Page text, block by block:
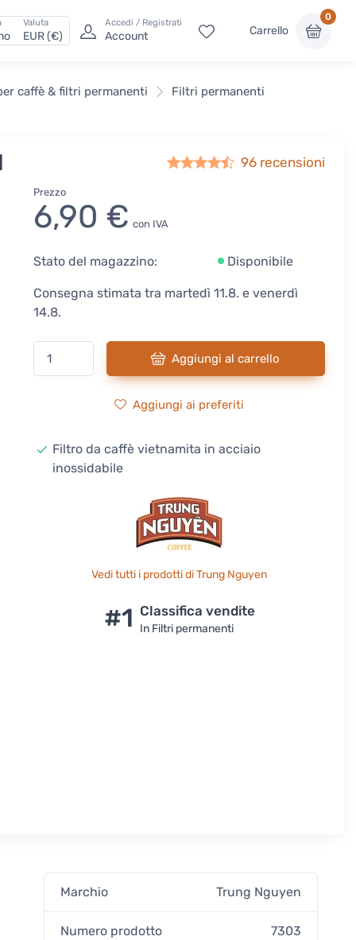
Valuta
EUR (€)
Accedi / Registrati
Account Carrello
0
caffè & filtri permanenti
Filtri permanenti
96 recensioni
Prezzo
6,90 € con IVA
Stato del magazzino: Disponibile
Consegna stimata tra martedì 11.8. e venerdì
14.8.
Aggiungi al carrello
Aggiungi ai preferiti
Filtro da caffè vietnamita in acciaio
inossidabile
Vedi tutti i prodotti di Trung Nguyen
#1 Classifica vendite
In Filtri permanenti
Marchio Trung Nguyen
Numero prodotto 7303